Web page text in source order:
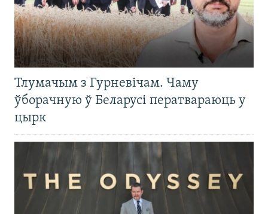
Тлумачым з Гурневічам. Чаму
ўборачную ў Беларусі ператвараюць у
цырк